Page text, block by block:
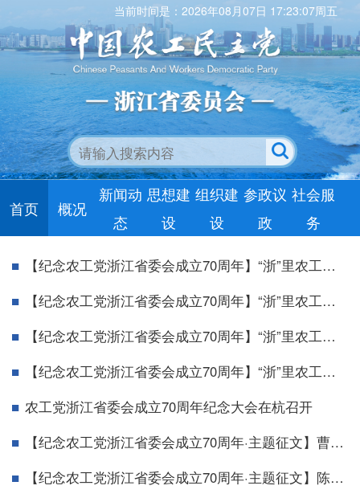
当前时间是：2026年08月07日 17:23:07周五
首页 概况
新闻动
态
思想建
设
组织建
设
参政议
政
社会服
务
【纪念农工党浙江省委会成立70周年】“浙”里农工党（四）：省委会社会服务基地
【纪念农工党浙江省委会成立70周年】“浙”里农工党（三）：省委会农工党党史教育基地
【纪念农工党浙江省委会成立70周年】“浙”里农工党（二）：市级组织简介
【纪念农工党浙江省委会成立70周年】“浙”里农工党（一）：省委会简介
农工党浙江省委会成立70周年纪念大会在杭召开
【纪念农工党浙江省委会成立70周年·主题征文】曹建初：与党同心 履职为民——回望农工党海宁市基层组织参政履职路
【纪念农工党浙江省委会成立70周年·主题征文】陈炯：追寻红色印迹 赓续奋斗精神